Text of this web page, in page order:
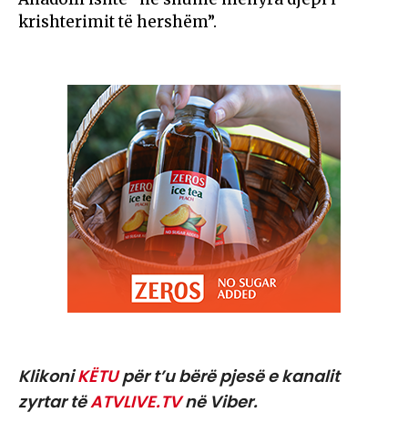
krishterimit të hershëm”.
KlikoniKËTUpër t’u bërë pjesë e kanalit
zyrtar tëATVLIVE.TVnë Viber.